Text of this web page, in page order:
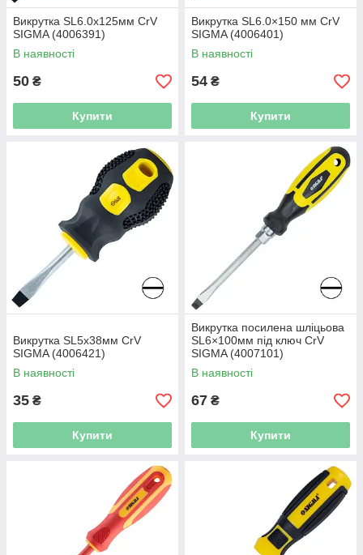
Викрутка SL6.0х125мм CrV
SIGMA (4006391)
В наявності
50 ₴
Купити
Викрутка SL6.0×150 мм CrV
SIGMA (4006401)
В наявності
54 ₴
Купити
Викрутка SL5x38мм CrV
SIGMA (4006421)
В наявності
35 ₴
Купити
Викрутка посилена шліцьова
SL6×100мм під ключ CrV
SIGMA (4007101)
В наявності
67 ₴
Купити